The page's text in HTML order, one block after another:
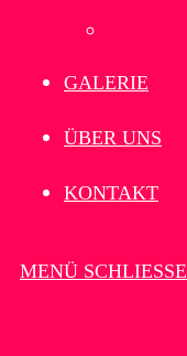
GALERIE
ÜBER UNS
KONTAKT
MENÜ SCHLIESSEN